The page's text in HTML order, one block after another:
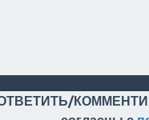
ОТВЕТИТЬ/